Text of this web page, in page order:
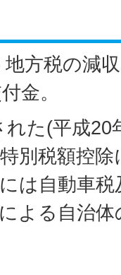
方税の減
金。
た(平成20
別税額控
は自動車
よる自治